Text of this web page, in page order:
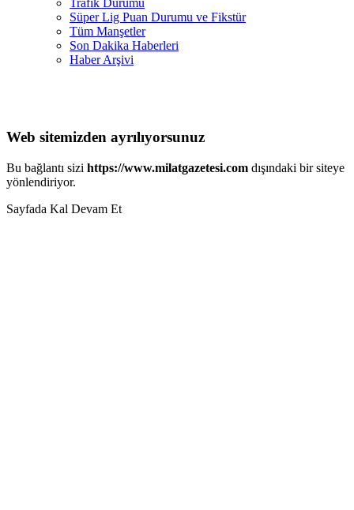
Süper Lig Puan Durumu ve Fikstür
Tüm Manşetler
Son Dakika Haberleri
Haber Arşivi
Web sitemizden ayrılıyorsunuz
Bu bağlantı sizi https://www.milatgazetesi.com dışındaki bir siteye
yönlendiriyor.
Sayfada Kal Devam Et